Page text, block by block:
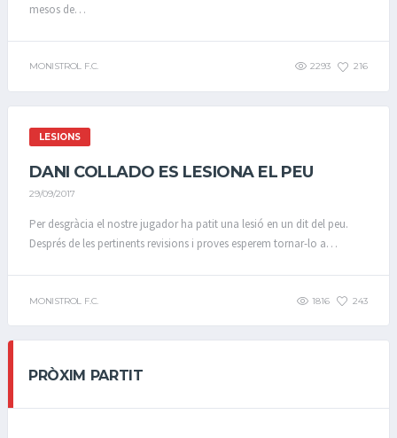
mesos de…
MONISTROL F.C. 2293 216
LESIONS
DANI COLLADO ES LESIONA EL PEU
29/09/2017
Per desgràcia el nostre jugador ha patit una lesió en un dit del peu.
Després de les pertinents revisions i proves esperem tornar-lo a…
MONISTROL F.C. 1816 243
PRÒXIM PARTIT